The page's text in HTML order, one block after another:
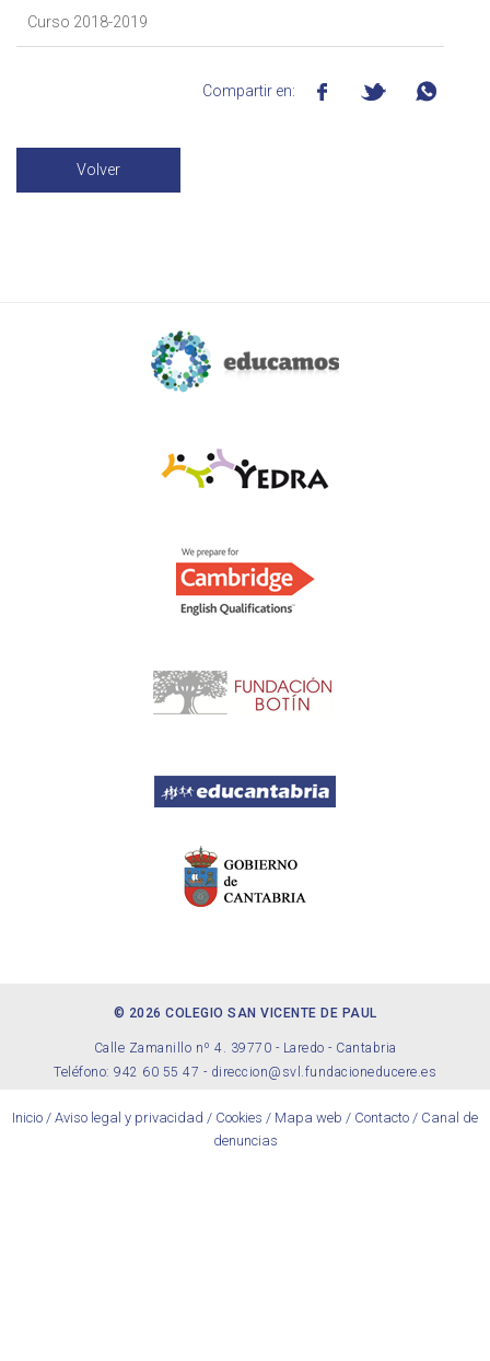
Curso 2018-2019
Compartir en:
Volver
© 2026 COLEGIO SAN VICENTE DE PAUL
Calle Zamanillo nº 4. 39770 - Laredo - Cantabria
Teléfono: 942 60 55 47 - direccion@svl.fundacioneducere.es
Inicio / Aviso legal y privacidad / Cookies / Mapa web / Contacto / Canal de
denuncias